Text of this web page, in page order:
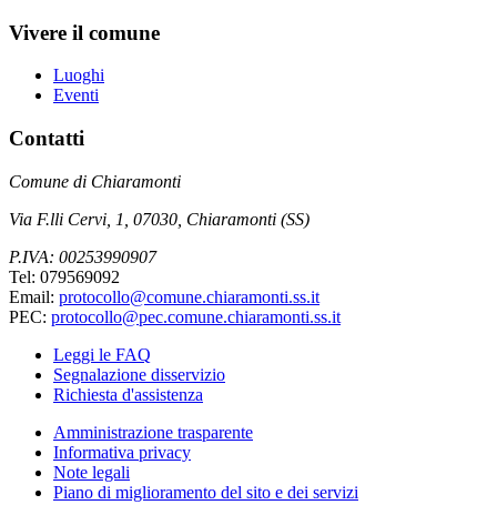
Vivere il comune
Luoghi
Eventi
Contatti
Comune di Chiaramonti
Via F.lli Cervi, 1, 07030, Chiaramonti (SS)
P.IVA: 00253990907
Tel: 079569092
Email: protocollo@comune.chiaramonti.ss.it
PEC: protocollo@pec.comune.chiaramonti.ss.it
Leggi le FAQ
Segnalazione disservizio
Richiesta d'assistenza
Amministrazione trasparente
Informativa privacy
Note legali
Piano di miglioramento del sito e dei servizi